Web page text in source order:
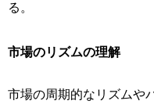
る。
市場のリズムの理解
市場の周期的なリズムや